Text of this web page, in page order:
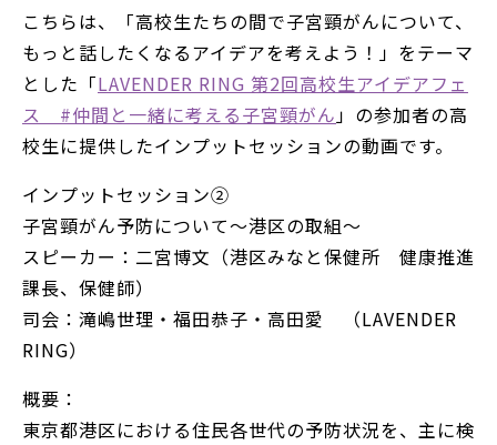
こちらは、「高校生たちの間で子宮頸がんについて、
もっと話したくなるアイデアを考えよう！」をテーマ
とした「LAVENDER RING 第2回高校生アイデアフェ
ス #仲間と一緒に考える子宮頸がん」の参加者の高
校生に提供したインプットセッションの動画です。
インプットセッション②
子宮頸がん予防について～港区の取組～
スピーカー：二宮博文（港区みなと保健所 健康推進
課長、保健師）
司会：滝嶋世理・福田恭子・高田愛 （LAVENDER
RING）
概要：
東京都港区における住民各世代の予防状況を、主に検